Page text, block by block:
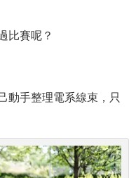
比賽呢？
動手整理電系線束，只